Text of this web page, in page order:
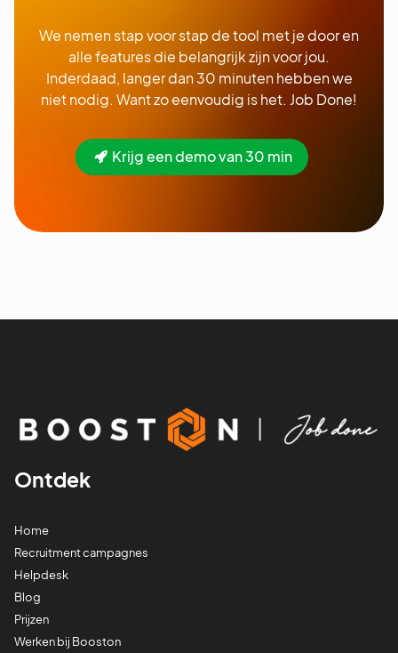
We nemen stap voor stap de tool met je door en
alle features die belangrijk zijn voor jou.
Inderdaad, langer dan 30 minuten hebben we
niet nodig. Want zo eenvoudig is het. Job Done!
Krijg een demo van 30 min
Ontdek
Home
Recruitment campagnes
Helpdesk
Blog
Prijzen
Werken bij Booston